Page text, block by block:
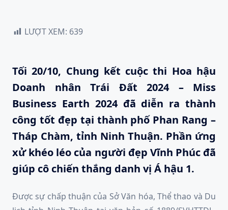
LƯỢT XEM: 639
Tối20/10, Chung kết cuộc thi Hoa hậu
Doanh nhân Trái Đất 2024 – Miss
Business Earth 2024 đã diễn ra thành
công tốt đẹp tại thành phố Phan Rang –
Tháp Chàm, tỉnh Ninh Thuận. Phần ứng
xử khéo léo của người đẹp Vĩnh Phúc đã
giúp cô chiến thắng danh vị Á hậu 1.
Được sự chấp thuận của Sở Văn hóa, Thể thao và Du